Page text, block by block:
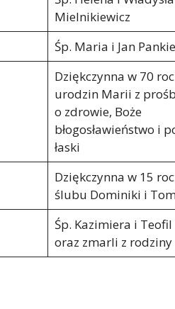
Mielnikiewicz
Śp. Maria i Jan
Dziękczynna w 70
urodzin Marii z
o zdrowie, Boże
błogosławieństwo i
łaski
Dziękczynna w 15
ślubu Dominiki i
Śp. Kazimiera i
oraz zmarli z rodziny